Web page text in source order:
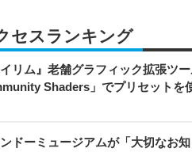
セスランキング
イリム』老舗グラフィック拡張ツ
Shaders」でプリセットを
ドーミュージアムが「大切なお